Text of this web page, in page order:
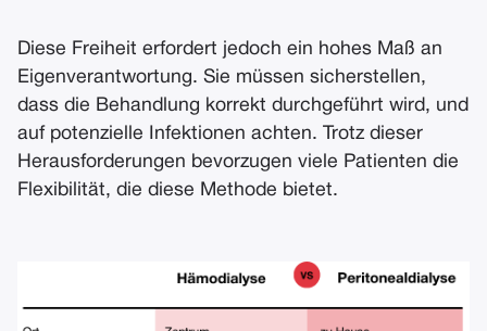
Diese Freiheit erfordert jedoch ein hohes Maß an
Eigenverantwortung. Sie müssen sicherstellen,
dass die Behandlung korrekt durchgeführt wird, und
auf potenzielle Infektionen achten. Trotz dieser
Herausforderungen bevorzugen viele Patienten die
Flexibilität, die diese Methode bietet.